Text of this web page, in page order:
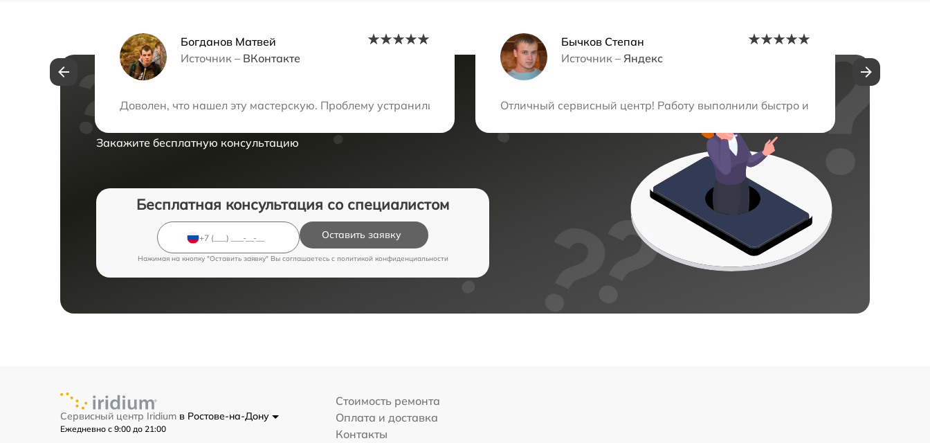
Богданов Матвей
Источник – ВКонтакте
Доволен, что нашел эту мастерскую. Проблему устранили быстро и профессионально, а советы по уходу оказались крайне полезными.
Бычков Степан
Источник – Яндекс
Отличный сервисный центр! Работу выполнили быстро и качественно, цены
Нужна консультация?
Закажите бесплатную консультацию
Бесплатная консультация со специалистом
Оставить заявку
Нажимая на кнопку "Оставить заявку" Вы соглашаетесь c политикой конфиденциальности
Сервисный центр Iridium в Ростове-на-Дону
Ежедневно с 9:00 до 21:00
Стоимость ремонта
Оплата и доставка
Контакты